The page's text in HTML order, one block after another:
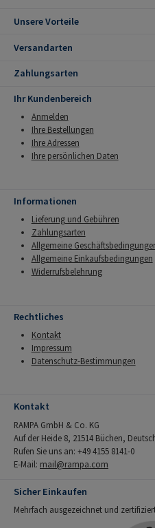
Unsere Vorteile
Versandarten
Zahlungsarten
Ihr Kundenbereich
Anmelden
Ihre Bestellungen
Ihre Adressen
Ihre persönlichen Daten
Informationen
Lieferung und Gebühren
Zahlungsarten
Allgemeine
Allgemeine Einkaufsbedingungen
Widerrufsbelehrung
Rechtliches
Kontakt
Impressum
Datenschutz-Bestimmungen
Kontakt
RAMPA GmbH & Co. KG
Auf der Heide 8, 21514 Büchen,
Rufen Sie uns an: +49 4155 8141-0
E-Mail: mail@rampa.com
Sicher Einkaufen
Mehrfach ausgezeichnet und